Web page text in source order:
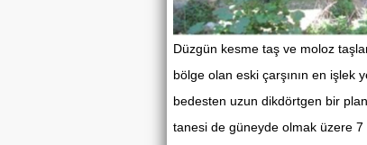
Düzgün kesme taş ve moloz
bölge olan eski çarşının en işlek
bedesten uzun dikdörtgen bir
tanesi de güneyde olmak üzere 7